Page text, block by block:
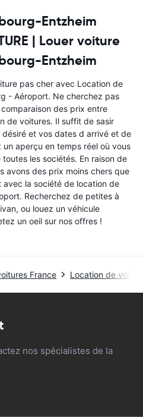
Entzheim
| Louer voiture
Entzheim
pas cher avec Location de
- Aéroport. Ne cherchez pas
des prix entre
de voitures. Il suffit de sasir
et vos dates d arrivé et de
aperçu en temps réel où vous
les sociétés. En raison de
avons des prix moins chers que
la société de location de
Recherchez de petites à
ou louez un véhicule
un oeil sur nos offres !
France Location de
nos spécialistes de la